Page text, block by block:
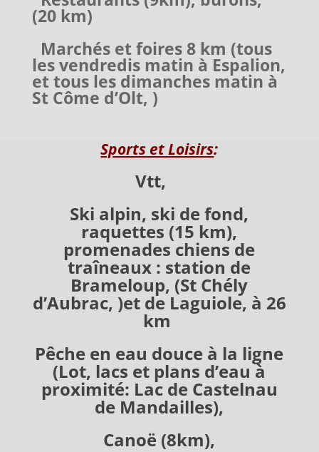
(20 km)
Marchés et foires 8 km (tous
les vendredis matin à Espalion,
et tous les dimanches matin à
St Côme d’Olt, )
Sports et Loisirs:
Vtt,
Ski alpin, ski de fond,
raquettes (15 km),
promenades chiens de
traîneaux : station de
Brameloup, (St Chély
d’Aubrac, )et de Laguiole, à 26
km
Pêche en eau douce à la ligne
(Lot, lacs et plans d’eau à
proximité: Lac de Castelnau
de Mandailles),
Canoë (8km),